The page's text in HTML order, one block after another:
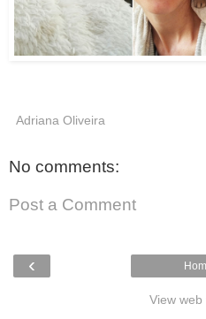
Adriana Oliveira
No comments:
Post a Comment
‹
View web